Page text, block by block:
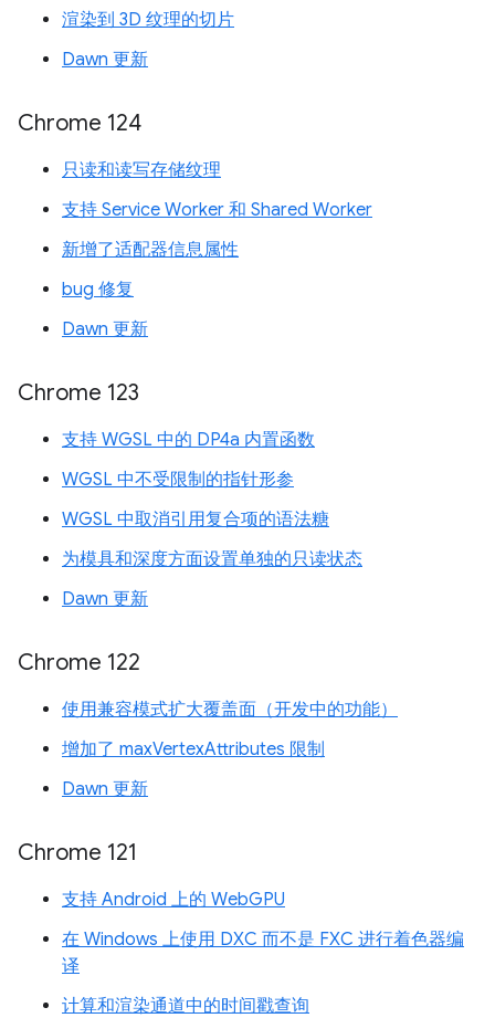
渲染到 3D 纹理的切片
Dawn 更新
Chrome 124
只读和读写存储纹理
支持 Service Worker 和 Shared Worker
新增了适配器信息属性
bug 修复
Dawn 更新
Chrome 123
支持 WGSL 中的 DP4a 内置函数
WGSL 中不受限制的指针形参
WGSL 中取消引用复合项的语法糖
为模具和深度方面设置单独的只读状态
Dawn 更新
Chrome 122
使用兼容模式扩大覆盖面（开发中的功能）
增加了 maxVertexAttributes 限制
Dawn 更新
Chrome 121
支持 Android 上的 WebGPU
在 Windows 上使用 DXC 而不是 FXC 进行着色器编
译
计算和渲染通道中的时间戳查询